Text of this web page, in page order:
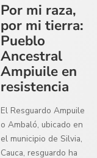
Por mi raza,
por mi tierra:
Pueblo
Ancestral
Ampiuile en
resistencia
El Resguardo Ampuile
o Ambaló, ubicado en
el municipio de Silvia,
Cauca, resguardo ha